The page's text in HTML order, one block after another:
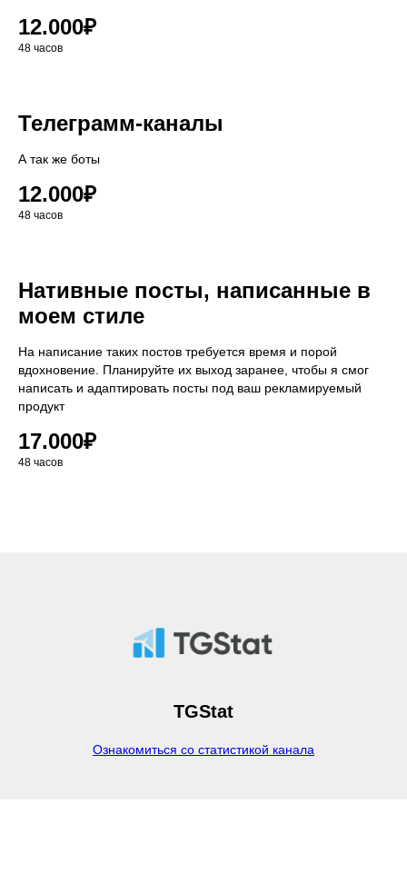
12.000₽
48 часов
Телеграмм-каналы
А так же боты
12.000₽
48 часов
Нативные посты, написанные в
моем стиле
На написание таких постов требуется время и порой
вдохновение. Планируйте их выход заранее, чтобы я смог
написать и адаптировать посты под ваш рекламируемый
продукт
17.000₽
48 часов
TGStat
Ознакомиться со статистикой канала
+7 925 567 3087